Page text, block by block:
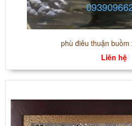
phù điêu thuận buồm
Liên hệ